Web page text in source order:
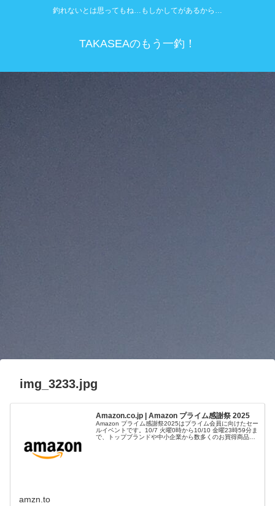
釣れないとは思ってもね…もしかしてがあるから…
TAKASEAのもう一釣！
img_3233.jpg
Amazon.co.jp | Amazon プライム感謝祭 2025
Amazon プライム感謝祭2025はプライム会員に向けたセー
ルイベントです。10/7 火曜0時から10/10 金曜23時59分ま
で、トップブランドや中小企業から数多くのお買得商品が
amzn.to